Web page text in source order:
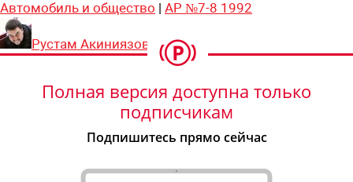
Автомобиль и общество | АР №7-8 1992
Рустам Акиниязов
Полная версия доступна только
подписчикам
Подпишитесь прямо сейчас